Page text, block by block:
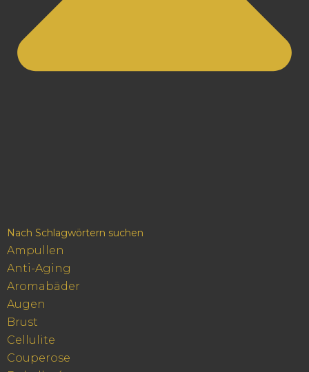
Nach Schlagwörtern suchen
Ampullen
Anti-Aging
Aromabäder
Augen
Brust
Cellulite
Couperose